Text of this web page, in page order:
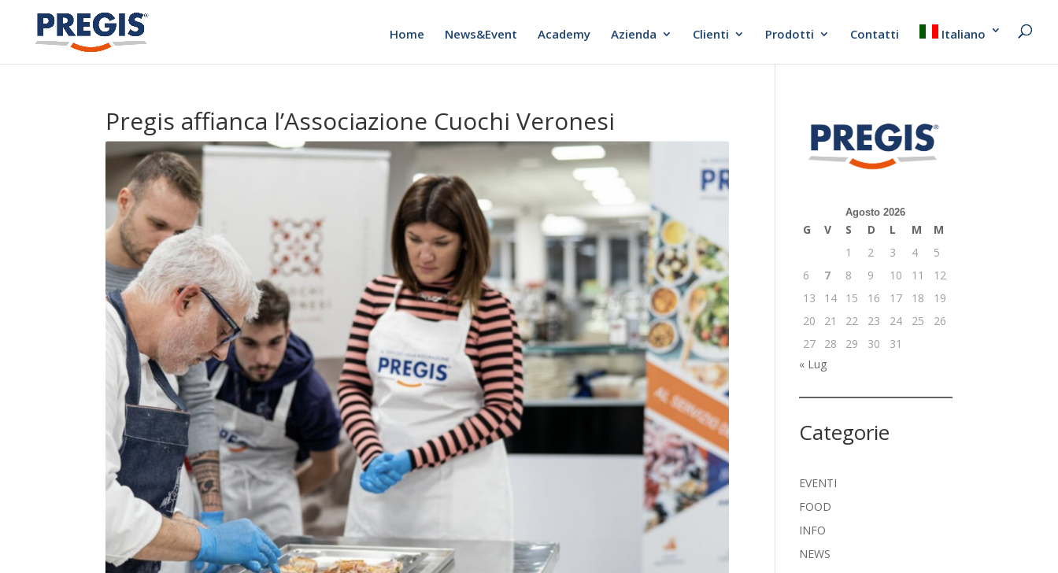
Home News&Event Academy Azienda Clienti Prodotti Contatti Italiano
Pregis affianca l’Associazione Cuochi Veronesi
Agosto 2026
G V S D L M
M
1
2 3 4
5
6
7 8 9 10 11
12
13
14 15 16 17 18
19
20
21 22 23 24 25
26
27
28 29 30
31
« Lug
Categorie
EVENTI
FOOD
INFO
NEWS